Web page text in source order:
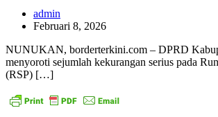
admin
Februari 8, 2026
NUNUKAN, borderterkini.com – DPRD
menyoroti sejumlah kekurangan serius pada
(RSP) […]